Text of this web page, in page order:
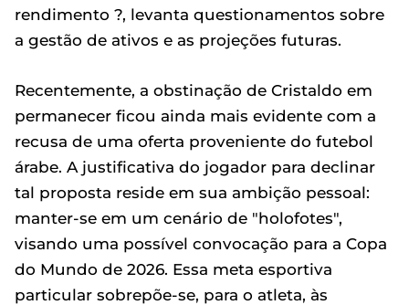
rendimento ?, levanta questionamentos sobre
a gestão de ativos e as projeções futuras.
Recentemente, a obstinação de Cristaldo em
permanecer ficou ainda mais evidente com a
recusa de uma oferta proveniente do futebol
árabe. A justificativa do jogador para declinar
tal proposta reside em sua ambição pessoal:
manter-se em um cenário de "holofotes",
visando uma possível convocação para a Copa
do Mundo de 2026. Essa meta esportiva
particular sobrepõe-se, para o atleta, às